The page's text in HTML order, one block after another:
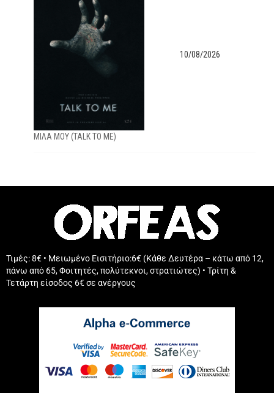
ΜΙΛΑ ΜΟΥ (TALK TO ME)
10/08/2026
Τιμές: 8€ • Μειωμένο Εισιτήριο:6€ (Κάθε Δευτέρα – κάτω από 12,
πάνω από 65, Φοιτητές, πολύτεκνοι, στρατιώτες) • Τρίτη &
Τετάρτη είσοδος 6€ σε ανέργους